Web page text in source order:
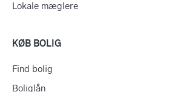
Lokale mæglere
KØB BOLIG
Find bolig
Boliglån